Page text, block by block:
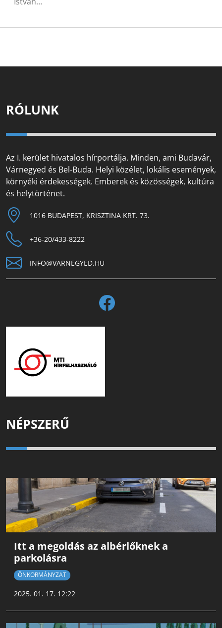
RÓLUNK
Az I. kerület hivatalos hírportálja. Minden, ami Budavár,
Várnegyed és Bel-Buda. Helyi közélet, lokális események,
környéki érdekességek. Emberek és közösségek, kultúra
és helytörténet.
1016 BUDAPEST, KRISZTINA KRT. 73.
+36-20/433-8222
INFO@VARNEGYED.HU
NÉPSZERŰ
Itt a megoldás az albérlőknek a
parkolásra
ÖNKORMÁNYZAT
2025. 01. 17. 12:22